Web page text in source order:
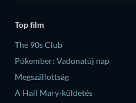
Top film
The 90s Club
Pókember: Vadonatúj nap
Megszállottság
A Hail Mary-küldetés